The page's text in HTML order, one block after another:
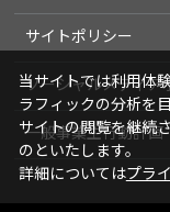
サイトポリシー
ソーシャルメディア
一般事業主行動計画
当サイトでは利用体
ラフィックの分析を
サイトの閲覧を継続
のといたします。
詳細についてはプラ